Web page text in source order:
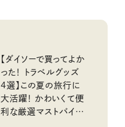
【ダイソーで買ってよか
った！ トラベルグッズ
4選】この夏の旅行に
大活躍！ かわいくて便
利な厳選マストバイア